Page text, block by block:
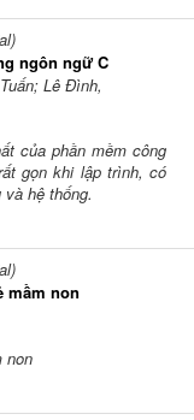
ngôn ngữ C
Lê Đình,
của phần mềm công
gọn khi lập trình, có
hệ thống.
mầm non
non